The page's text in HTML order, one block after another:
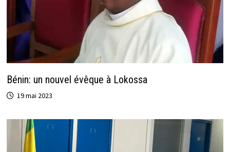
Bénin: un nouvel évêque à Lokossa
19 mai 2023